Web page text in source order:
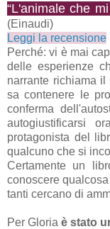
“L'animale che
(Einaudi)
Leggi la recensione
Perché: vi è mai
delle esperienze
narrante richiama
sa contenere le
conferma
autogiustificarsi
protagonista del
qualcuno che si
Certamente un
conoscere
tanti cercano di
Per Gloria è stato